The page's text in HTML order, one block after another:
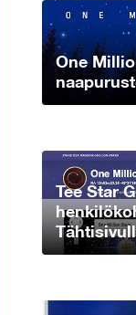
One
Tee Star